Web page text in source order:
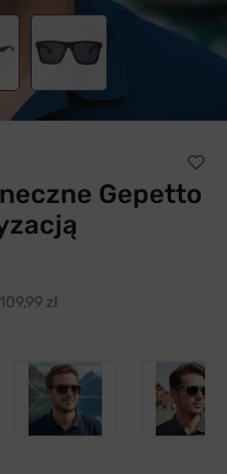
Gepetto
109,99 zł